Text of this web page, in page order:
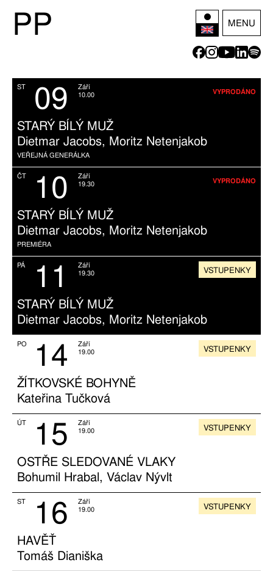
PP MENU
ST 09
Září
10.00
STARÝ BÍLÝ MUŽ
Dietmar Jacobs, Moritz Netenjakob
VEŘEJNÁ GENERÁLKA
VYPRODÁNO
ČT 10
Září
19.30
STARÝ BÍLÝ MUŽ
Dietmar Jacobs, Moritz Netenjakob
PREMIÉRA
VYPRODÁNO
PÁ 11
Září
19.30
STARÝ BÍLÝ MUŽ
Dietmar Jacobs, Moritz Netenjakob
VSTUPENKY
PO 14
Září
19.00
ŽÍTKOVSKÉ BOHYNĚ
Kateřina Tučková
VSTUPENKY
ÚT 15
Září
19.00
OSTŘE SLEDOVANÉ VLAKY
Bohumil Hrabal, Václav Nývlt
VSTUPENKY
ST 16
Září
19.00
HAVĚŤ
Tomáš Dianiška
VSTUPENKY